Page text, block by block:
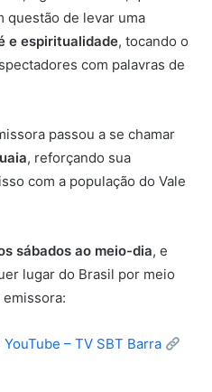
questão de levar uma
e espiritualidade, tocando o
com palavras de
passou a se chamar
, reforçando sua
com a população do Vale
sábados ao meio-dia, e
lugar do Brasil por meio
YouTube – TV SBT Barra